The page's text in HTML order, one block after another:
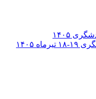
۱۴۰۵